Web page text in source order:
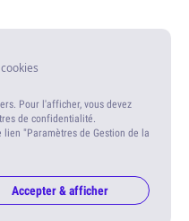
Pour l'afficher, vous devez
de confidentialité.
"Paramètres de Gestion de la
Accepter & afficher